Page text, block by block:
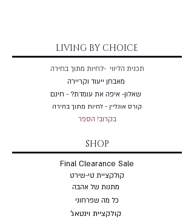
LIVING BY CHOICE
תכנית הליווי -לחיות מתוך בחירה
מאבחן ייעוד וקריירה
שאלון- איפה את עומדת? - חינם
קורס אונליין - לחיות מתוך בחירה
בקרוב! הספר
SHOP
Final Clearance Sale
קולקציית טי-שירט
מתנות של אהבה
כל מה שפרחוני
קולקציית וינטאג'